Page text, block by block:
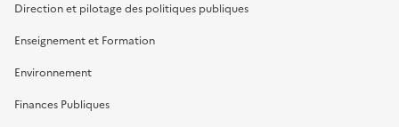
Direction et pilotage des politiques publiques
Enseignement et Formation
Environnement
Finances Publiques